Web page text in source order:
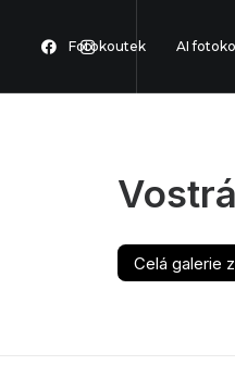
Fotokoutek AI
Celá galerie